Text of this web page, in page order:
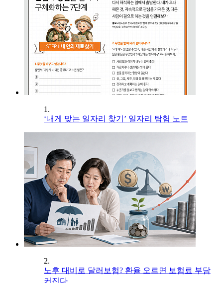
1.
‘내게 맞는 일자리 찾기’ 일자리 탐험 노트
2.
노후 대비로 달러보험? 환율 오르면 보험료 부담
커진다